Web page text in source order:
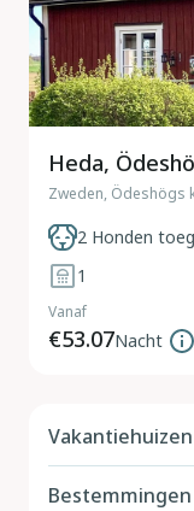
Heda,
Zweden, Ödeshögs
2 Honden
1
Vanaf
€53.07Nacht
Vakantiehuizen
Vakantiehuis met
Bestemmingen